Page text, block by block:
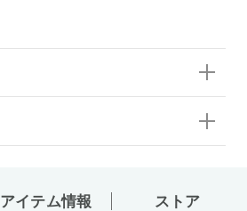
アイテム情報 ストア